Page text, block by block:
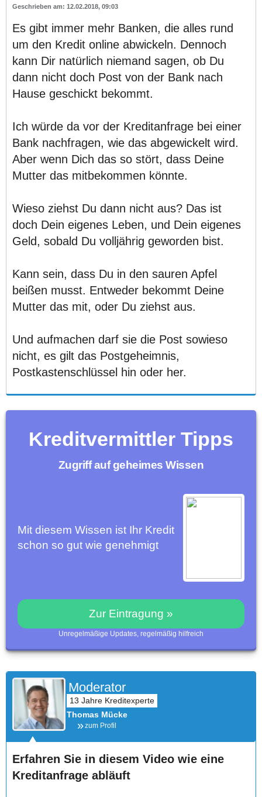
12.02.2018, 09:03
Es gibt immer mehr Banken, die alles rund
um den Kredit online abwickeln. Dennoch
kann Dir natürlich niemand sagen, ob Du
dann nicht doch Post von der Bank nach
Hause geschickt bekommt.
Ich würde da vor der Kreditanfrage bei einer
Bank nachfragen, wie das abgewickelt wird.
Aber wenn Dich das so stört, dass Deine
Mutter das mitbekommen könnte.
Wieso ziehst Du dann nicht aus? Das ist
doch Dein eigenes Leben, und Dein eigenes
Geld, sobald Du volljährig geworden bist.
Kann sein, dass Du in den sauren Apfel
beißen musst. Entweder bekommt Deine
Mutter das mit, oder Du ziehst aus.
Und aufmachen darf sie die Post sowieso
nicht, es gilt das Postgeheimnis,
Postkastenschlüssel hin oder her.
Kreditvermittler Tipps
Zugriff auf geheimes Wissen
Mit diesem Wissen ist Ihr Kredit
schon so gut wie genehmigt
Zur Eintragung »
Unregelmäßige Updates, regelmäßig hilfreich
Moderator
Thomas Mücke
zum Profil
Erfahren Sie in diesem Video wie eine
Kreditanfrage abläuft